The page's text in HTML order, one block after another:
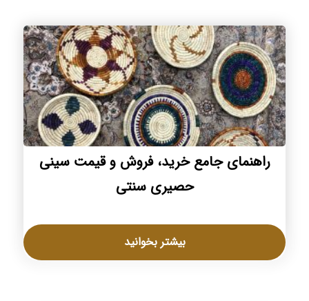
راهنمای جامع خرید، فروش و قیمت سینی
حصیری سنتی
بیشتر بخوانید